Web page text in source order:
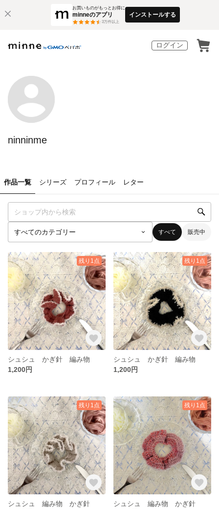
お買いものがもっとお得に
minneのアプリ
3万件以上
インストールする
ログイン
ninninme
作品一覧 シリーズ プロフィール レター
すべて 販売中
残り1点
シュシュ かぎ針 編み物
1,200円
残り1点
シュシュ かぎ針 編み物
1,200円
残り1点
シュシュ 編み物 かぎ針
残り1点
シュシュ 編み物 かぎ針